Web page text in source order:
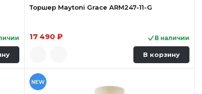
Торшер Maytoni Grace ARM247-11-G
17 490 ₽ В наличии
В корзину
NEW